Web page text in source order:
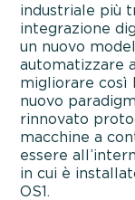
industriale più
integrazione
un nuovo
automatizzare
migliorare così
nuovo
rinnovato
macchine a
essere
in cui è
OS1.